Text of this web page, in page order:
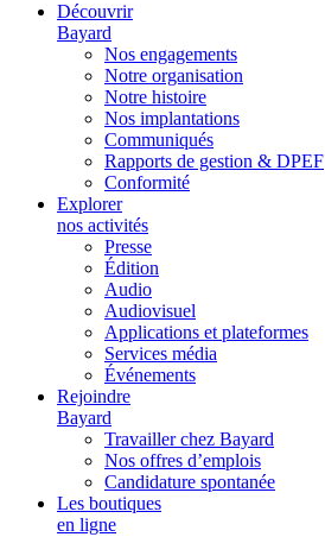
Découvrir
Bayard
Nos engagements
Notre organisation
Notre histoire
Nos implantations
Communiqués
Rapports de gestion & DPEF
Conformité
Explorer
nos activités
Presse
Édition
Audio
Audiovisuel
Applications et plateformes
Services média
Événements
Rejoindre
Bayard
Travailler chez Bayard
Nos offres d’emplois
Candidature spontanée
Les boutiques
en ligne